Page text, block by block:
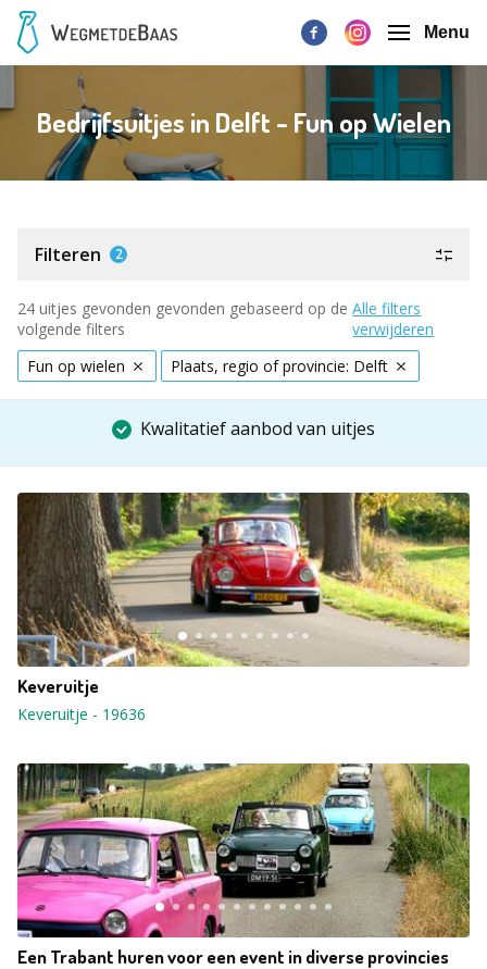
Menu
Bedrijfsuitjes in Delft - Fun op Wielen
Filteren 2
24 uitjes gevonden gevonden gebaseerd op de
volgende filters
Alle filters
verwijderen
Fun op wielen
Plaats, regio of provincie: Delft
Kwalitatief aanbod van uitjes
Keveruitje
Keveruitje - 19636
Een Trabant huren voor een event in diverse provincies